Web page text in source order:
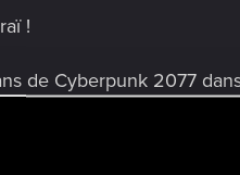
!
de Cyberpunk 2077
City à travers les
entre les sirènes,